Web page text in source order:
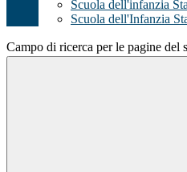
Scuola dell'infanzia
Scuola dell'Infanzia
Campo di ricerca per le pagine del